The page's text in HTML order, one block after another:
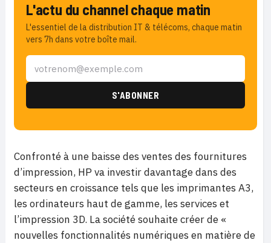
L'actu du channel chaque matin
L'essentiel de la distribution IT & télécoms, chaque matin
vers 7h dans votre boîte mail.
Confronté à une baisse des ventes des fournitures
d’impression, HP va investir davantage dans des
secteurs en croissance tels que les imprimantes A3,
les ordinateurs haut de gamme, les services et
l’impression 3D. La société souhaite créer de «
nouvelles fonctionnalités numériques en matière de